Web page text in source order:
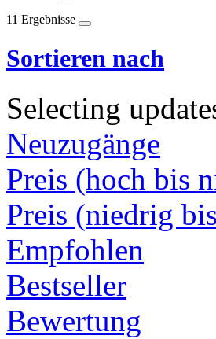
11 Ergebnisse
Sortieren nach
Selecting
Neuzugänge
Preis (hoch bis
Preis (niedrig
Empfohlen
Bestseller
Bewertung